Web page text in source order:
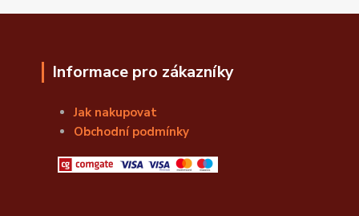
Informace pro zákazníky
Jak nakupovat
Obchodní podmínky